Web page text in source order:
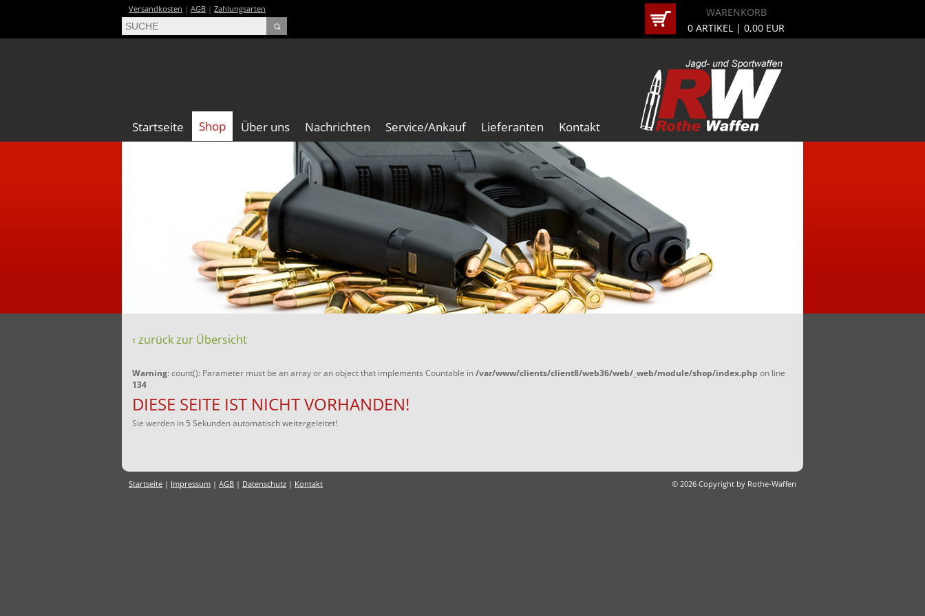
Versandkosten | AGB | Zahlungsarten
WARENKORB
0 ARTIKEL | 0,00 EUR
Startseite Shop Über uns Nachrichten Service/Ankauf Lieferanten Kontakt
‹ zurück zur Übersicht
Warning: count(): Parameter must be an array or an object that implements Countable in/var/www/clients/client8/web36/web/_web/module/shop/index.php on line
134
DIESE SEITE IST NICHT VORHANDEN!
Sie werden in 5 Sekunden automatisch weitergeleitet!
© 2026 Copyright by Rothe-Waffen
Startseite | Impressum | AGB | Datenschutz | Kontakt